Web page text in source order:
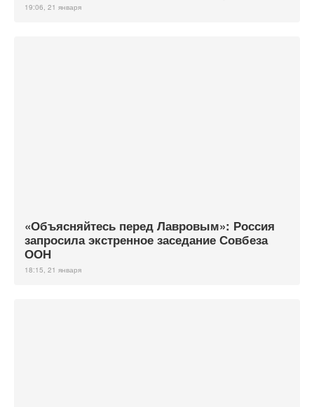
19:06, 21 января
«Объясняйтесь перед Лавровым»: Россия
запросила экстренное заседание Совбеза
ООН
18:15, 21 января